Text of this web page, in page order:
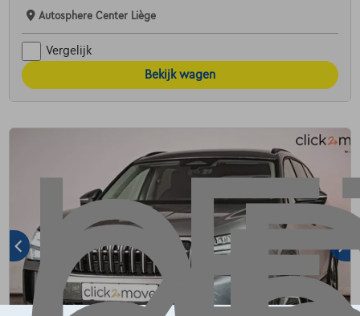
Autosphere Center Liège
Vergelijk
Bekijk wagen